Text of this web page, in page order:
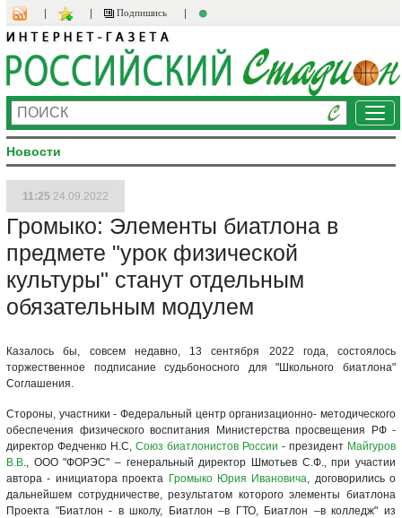
Подпишись
Новости
11:25 24.09.2022
Громыко: Элементы биатлона в
предмете "урок физической
культуры" станут отдельным
обязательным модулем
Казалось бы, совсем недавно, 13 сентября 2022 года, состоялось
торжественное подписание судьбоносного для "Школьного биатлона"
Соглашения.
Стороны, участники - Федеральный центр организационно- методического
обеспечения физического воспитания Министерства просвещения РФ -
директор Федченко Н.С, Союз биатлонистов России - президент Майгуров
В.В., ООО "ФОРЭС" – генеральный директор Шмотьев С.Ф., при участии
автора - инициатора проекта Громыко Юрия Ивановича, договорились о
дальнейшем сотрудничестве, результатом которого элементы биатлона
Проекта "Биатлон - в школу, Биатлон –в ГТО, Биатлон –в колледж" из